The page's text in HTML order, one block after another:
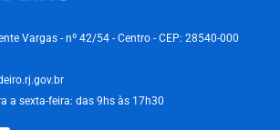
Vargas - nº 42/54 - Centro - CEP: 28540-000
a sexta-feira: das 9hs às 17h30